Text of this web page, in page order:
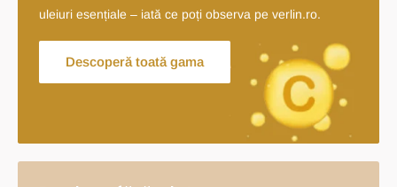
uleiuri esențiale – iată ce poți observa pe verlin.ro.
Descoperă toată gama